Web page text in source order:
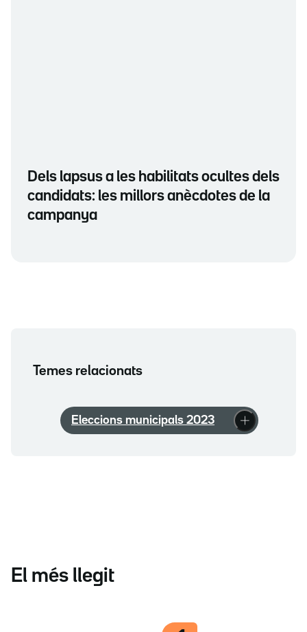
Dels lapsus a les habilitats ocultes dels
candidats: les millors anècdotes de la
campanya
Temes relacionats
Eleccions municipals 2023
El més llegit